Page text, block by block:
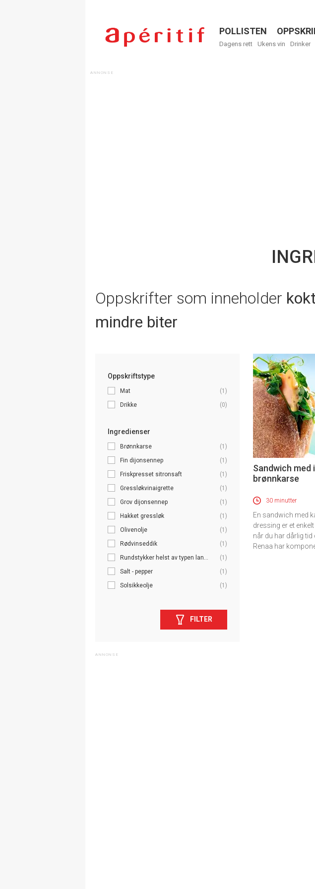
Menu
POLLISTEN
Dagens rett Ukens vin Drinker
Oppskrifter som inneholder
mindre biter
Oppskriftstype
Mat
(1)
Drikke
(0)
Ingredienser
Brønnkarse
(1)
Fin dijonsennep
(1)
Friskpresset sitronsaft
(1)
Gressløkvinaigrette
(1)
Grov dijonsennep
(1)
Hakket gressløk
(1)
Olivenolje
(1)
Rødvinseddik
(1)
Rundstykker helst av typen lan...
(1)
Salt - pepper
(1)
Solsikkeolje
(1)
FILTER
Sandwich med
brønnkarse
30 minutter
En sandwich med
dressing er et
når du har dårlig tid
Renaa har